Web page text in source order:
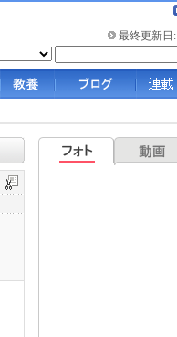
最終更新日: